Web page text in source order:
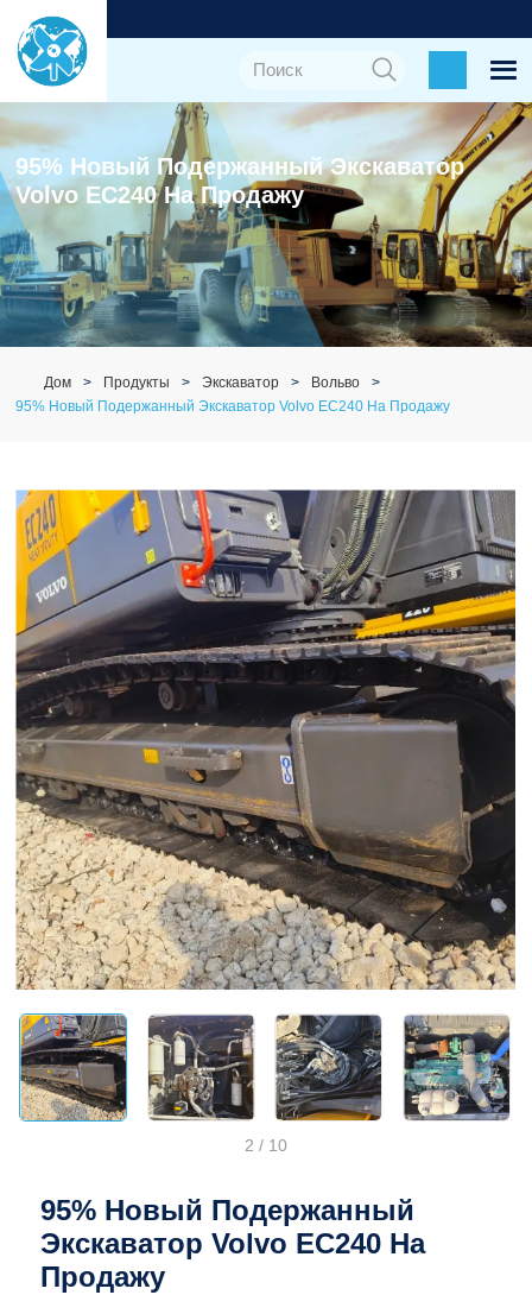
95% Новый Подержанный Экскаватор
Volvo EC240 На Продажу
Дом Продукты Экскаватор
Вольво
95% Новый Подержанный Экскаватор Volvo EC240 На Продажу
2 / 10
95% Новый Подержанный
Экскаватор Volvo EC240 На
Продажу